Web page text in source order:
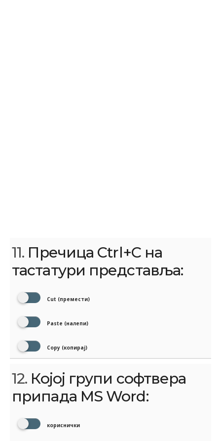
11. Пречица Ctrl+C на
тастатури представља:
Cut (премести)
Paste (налепи)
Copy (копирај)
12. Којој групи софтвера
припада MS Word:
кориснички